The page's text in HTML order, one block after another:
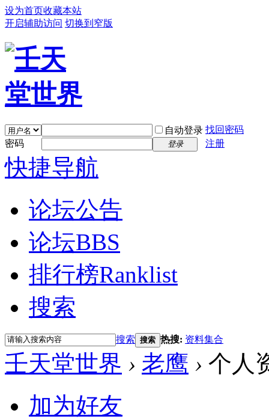
设为首页收藏本站
开启辅助访问 切换到窄版
自动登录 找回密码
密码
登录 注册
快捷导航
论坛公告
论坛BBS
排行榜Ranklist
搜索
搜索 搜索 热搜: 资料集合
壬天堂世界 › 老鹰 › 个人
加为好友